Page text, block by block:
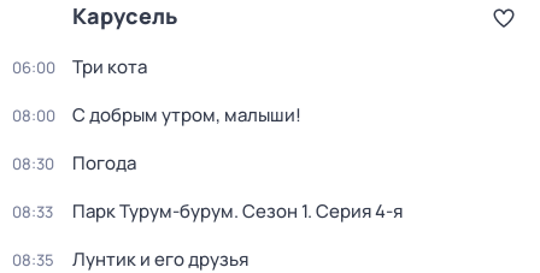
Карусель
06:00 Три кота
08:00 С добрым утром, малыши!
08:30 Погода
08:33 Парк Турум-бурум. Сезон 1. Серия 4-я
08:35 Лунтик и его друзья